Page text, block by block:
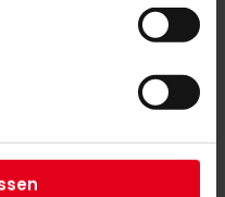
auf den neuesten Stand